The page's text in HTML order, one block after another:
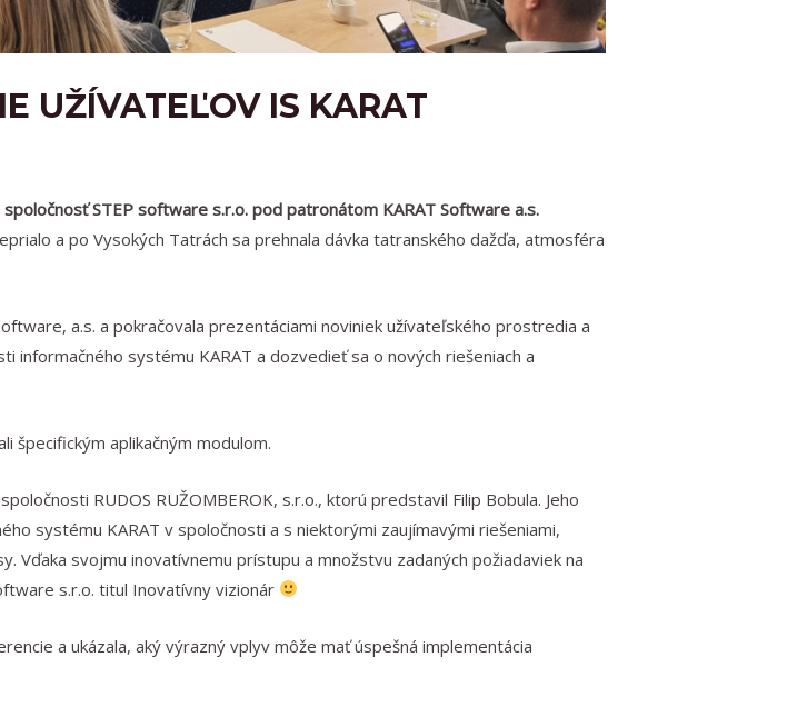
UŽÍVATEĽOV IS KARAT
STEP software s.r.o. pod patronátom KARAT Software a.s.
a po Vysokých Tatrách sa prehnala dávka tatranského dažďa, atmosféra
a.s. a pokračovala prezentáciami noviniek užívateľského prostredia a
informačného systému KARAT a dozvedieť sa o nových riešeniach a
špecifickým aplikačným modulom.
RUDOS RUŽOMBEROK, s.r.o., ktorú predstavil Filip Bobula. Jeho
systému KARAT v spoločnosti a s niektorými zaujímavými riešeniami,
svojmu inovatívnemu prístupu a množstvu zadaných požiadaviek na
s.r.o. titul Inovatívny vizionár
a ukázala, aký výrazný vplyv môže mať úspešná implementácia